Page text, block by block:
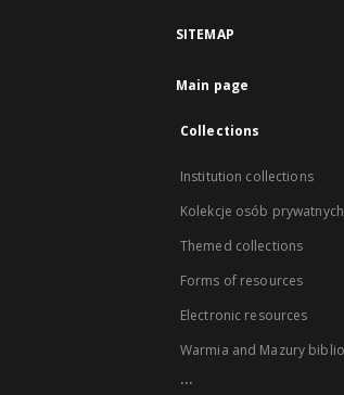
SITEMAP
Main page
Collections
Institution collections
Kolekcje osób prywatnych
Themed collections
Forms of resources
Electronic resources
Warmia and Mazury
...